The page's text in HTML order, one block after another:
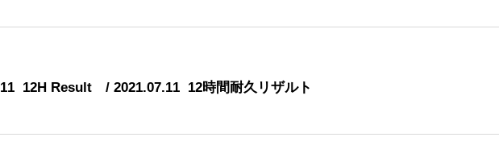
11 12H Result / 2021.07.11 12時間耐久リザルト